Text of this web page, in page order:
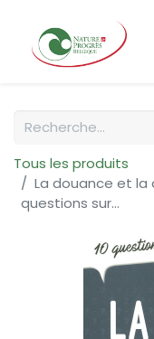
Tous les produits
La douance et la
questions sur...